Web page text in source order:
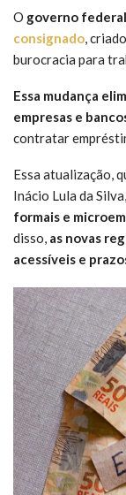
O governo
consignado,
burocracia para
Essa mudança
empresas e
contratar
Essa atualização,
Inácio Lula da Silva,
formais e
disso, as novas
acessíveis e